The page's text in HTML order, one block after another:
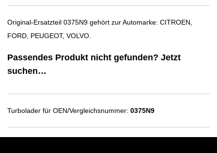
Original-Ersatzteil 0375N9 gehört zur Automarke: CITROEN,
FORD, PEUGEOT, VOLVO.
Passendes Produkt nicht gefunden? Jetzt
suchen…
Turbolader für OEN/Vergleichsnummer: 0375N9